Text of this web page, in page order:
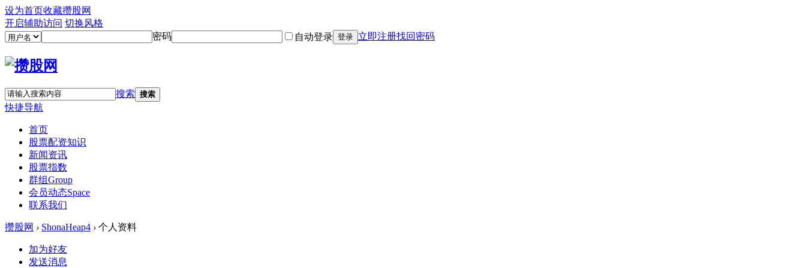
设为首页收藏攒股网
开启辅助访问 切换风格
密码
自动登录 登录 立即注册找回密码
搜索 搜索
快捷导航
首页
股票配资知识
新闻资讯
股票指数
群组Group
会员动态Space
联系我们
攒股网 › ShonaHeap4 › 个人资料
加为好友
发送消息